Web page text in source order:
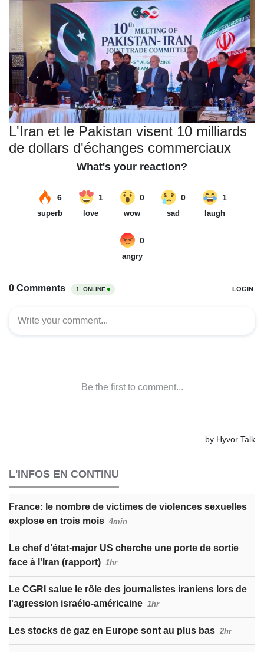
L'Iran et le Pakistan visent 10 milliards
de dollars d'échanges commerciaux
L'INFOS EN CONTINU
France: le nombre de victimes de violences sexuelles
explose en trois mois 4min
Le chef d’état-major US cherche une porte de sortie
face à l'Iran (rapport) 1hr
Le CGRI salue le rôle des journalistes iraniens lors de
l'agression israélo-américaine 1hr
Les stocks de gaz en Europe sont au plus bas 2hr